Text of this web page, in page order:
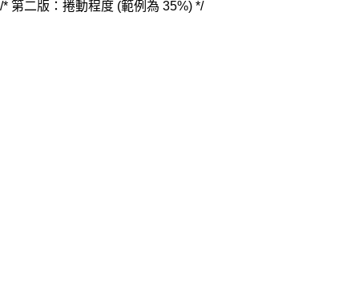
/* 第二版：捲動程度 (範例為 35%) */